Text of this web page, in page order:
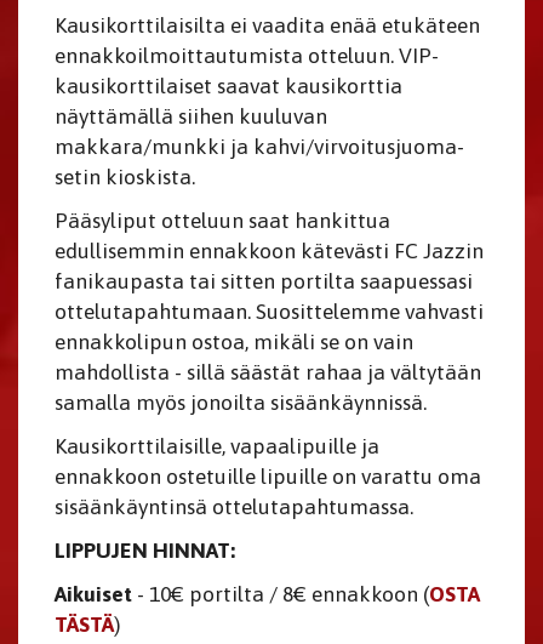
Kausikorttilaisilta ei vaadita enää etukäteen
ennakkoilmoittautumista otteluun. VIP-
kausikorttilaiset saavat kausikorttia
näyttämällä siihen kuuluvan
makkara/munkki ja kahvi/virvoitusjuoma-
setin kioskista.
Pääsyliput otteluun saat hankittua
edullisemmin ennakkoon kätevästi FC Jazzin
fanikaupasta tai sitten portilta saapuessasi
ottelutapahtumaan. Suosittelemme vahvasti
ennakkolipun ostoa, mikäli se on vain
mahdollista - sillä säästät rahaa ja vältytään
samalla myös jonoilta sisäänkäynnissä.
Kausikorttilaisille, vapaalipuille ja
ennakkoon ostetuille lipuille on varattu oma
sisäänkäyntinsä ottelutapahtumassa.
LIPPUJEN HINNAT:
Aikuiset - 10€ portilta / 8€ ennakkoon (OSTA
TÄSTÄ)